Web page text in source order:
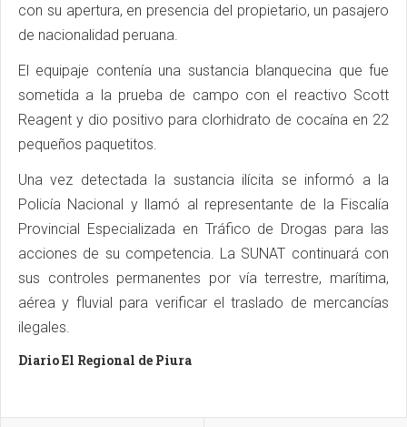
con su apertura, en presencia del propietario, un pasajero
de nacionalidad peruana.
El equipaje contenía una sustancia blanquecina que fue
sometida a la prueba de campo con el reactivo Scott
Reagent y dio positivo para clorhidrato de cocaína en 22
pequeños paquetitos.
Una vez detectada la sustancia ilícita se informó a la
Policía Nacional y llamó al representante de la Fiscalía
Provincial Especializada en Tráfico de Drogas para las
acciones de su competencia. La SUNAT continuará con
sus controles permanentes por vía terrestre, marítima,
aérea y fluvial para verificar el traslado de mercancías
ilegales.
Diario El Regional de Piura